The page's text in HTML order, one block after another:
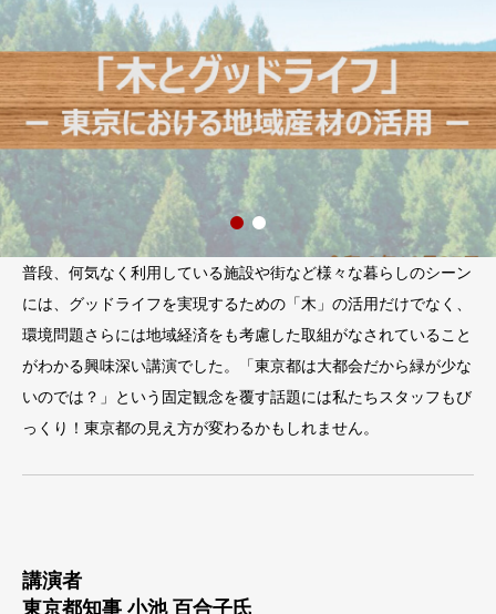
普段、何気なく利用している施設や街など様々な暮らしのシーン
には、グッドライフを実現するための「木」の活用だけでなく、
環境問題さらには地域経済をも考慮した取組がなされていること
がわかる興味深い講演でした。「東京都は大都会だから緑が少な
いのでは？」という固定観念を覆す話題には私たちスタッフもび
っくり！東京都の見え方が変わるかもしれません。
講演者
東京都知事 小池 百合子氏